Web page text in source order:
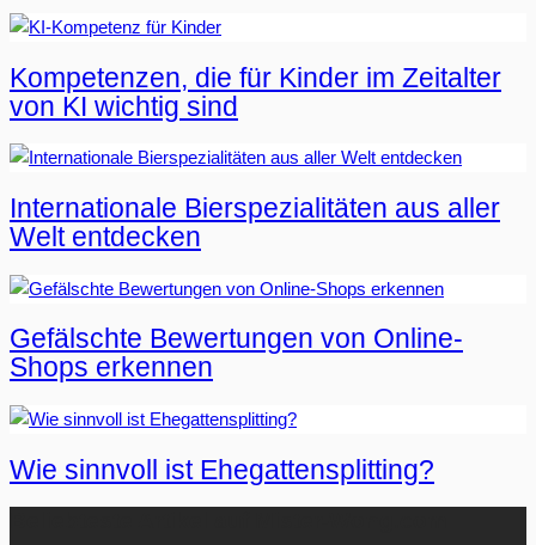
Kompetenzen, die für Kinder im Zeitalter
von KI wichtig sind
Internationale Bierspezialitäten aus aller
Welt entdecken
Gefälschte Bewertungen von Online-
Shops erkennen
Wie sinnvoll ist Ehegattensplitting?